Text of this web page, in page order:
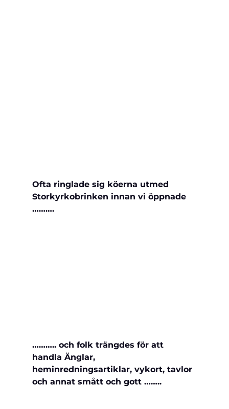
Ofta ringlade sig köerna utmed
Storkyrkobrinken innan vi öppnade
……….
……….. och folk trängdes för att
handla Änglar,
heminredningsartiklar, vykort, tavlor
och annat smått och gott ……..